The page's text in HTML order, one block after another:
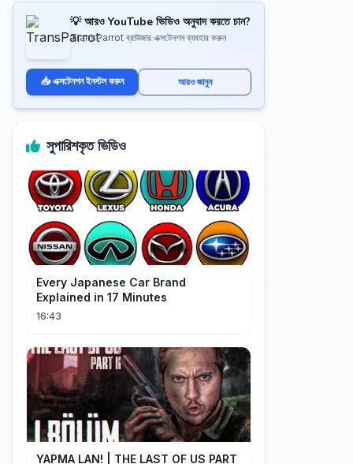
💡 আরও YouTube ভিডিও অনুবাদ করতে চান?
TransParrot ব্রাউজার এক্সটেনশন ব্যবহার করুন
📥 এক্সটেনশন ইনস্টল করুন আরও জানুন
সুপারিশকৃত ভিডিও
Every Japanese Car Brand
Explained in 17 Minutes
16:43
YAPMA LAN! | THE LAST OF US PART